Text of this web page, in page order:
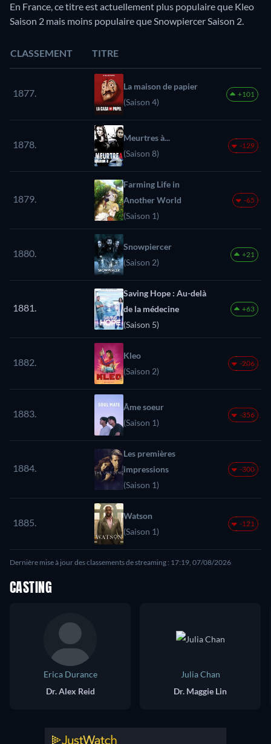
En France, ce titre est actuellement plus populaire que Kleo
Saison 2 mais moins populaire que Snowpiercer Saison 2.
CLASSEMENT TITRE
1877.
La maison de papier
(Saison 4)
+101
1878.
Meurtres à...
(Saison 8)
-129
1879.
Farming Life in
Another World
(Saison 1)
-65
1880.
Snowpiercer
(Saison 2)
+21
1881.
Saving Hope : Au-delà
de la médecine
(Saison 5)
+63
1882.
Kleo
(Saison 2)
-206
1883.
Âme soeur
(Saison 1)
-356
1884.
Les premières
impressions
(Saison 1)
-300
1885.
Watson
(Saison 1)
-121
Dernière mise à jour des classements de streaming : 17:19, 07/08/2026
CASTING
Erica Durance
Dr. Alex Reid
Julia Chan
Dr. Maggie Lin